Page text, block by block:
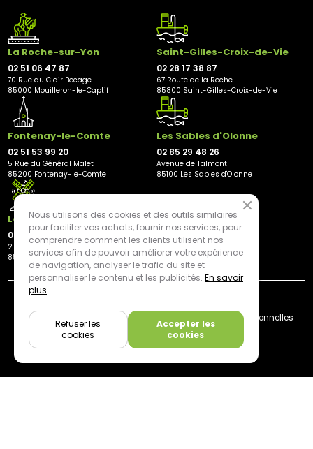
La Roche-sur-Yon
02 51 06 47 87
70 Rue du Clair Bocage
85000 Mouilleron-le-Captif
Saint-Gilles-Croix-de-Vie
02 28 17 38 87
67 Route de la Roche
85800 Saint-Gilles-Croix-de-Vie
Fontenay-le-Comte
02 51 53 99 20
5 Rue du Général Malet
85200 Fontenay-le-Comte
Les Sables d'Olonne
02 85 29 48 26
Avenue de Talmont
85100 Les Sables d'Olonne
Les Herbiers
02 21 81 23 11
2 rue des Peupliers
85500 Les Herbiers
Livraison
Mentions légales
Données personnelles
Cookies
Nous utilisons des cookies et des outils similaires
pour faciliter vos achats, fournir nos services, pour
comprendre comment les clients utilisent nos
services afin de pouvoir améliorer votre expérience
de navigation, analyser le trafic du site et
personnaliser le contenu et les publicités. En savoir
plus
Accepter les
cookies
Refuser les
cookies